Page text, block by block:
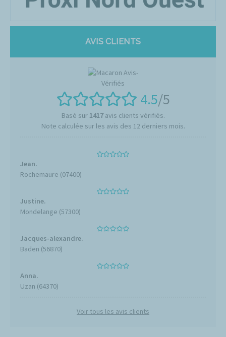
AVIS CLIENTS
4.5/5
Basé sur 1417avis clients vérifiés.
Note calculée sur les avis des 12 derniers mois.
Jean.
Rochemaure (07400)
Justine.
Mondelange (57300)
Jacques-alexandre.
Baden (56870)
Anna.
Uzan (64370)
Voir tous les avis clients